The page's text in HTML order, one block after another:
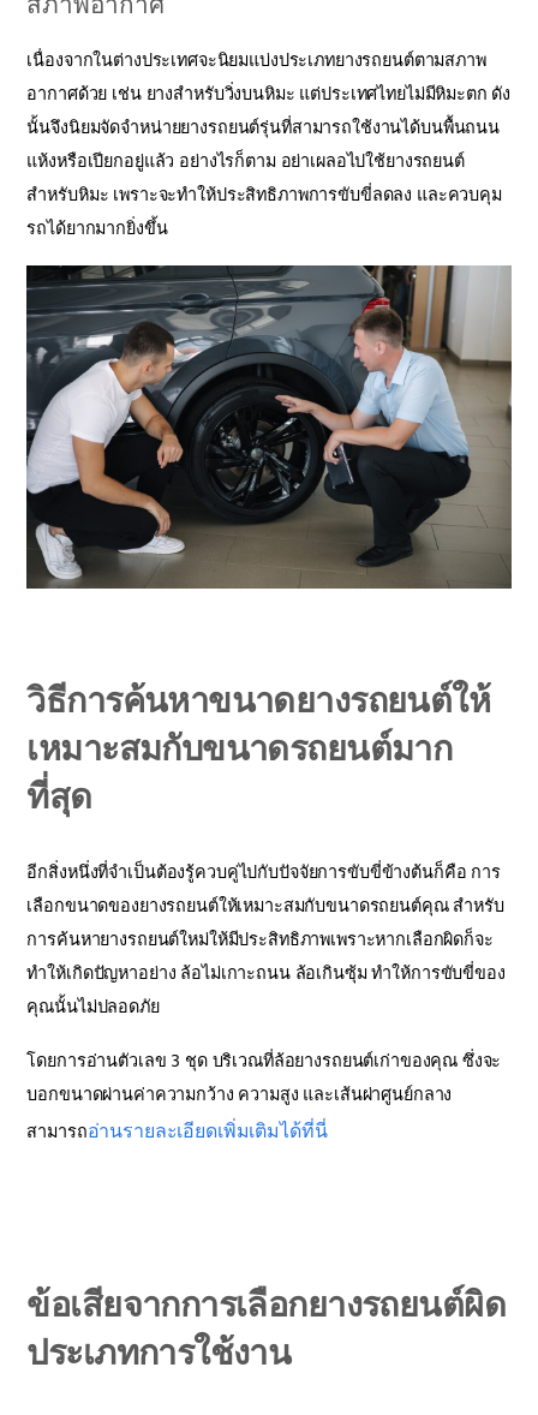
เนื่องจากในต่างประเทศจะนิยมแบ่งประเภทยางรถยนต์ตามสภาพ
อากาศด้วย เช่น ยางสำหรับวิ่งบนหิมะ แต่ประเทศไทยไม่มีหิมะตก ดัง
นั้นจึงนิยมจัดจำหน่ายยางรถยนต์รุ่นที่สามารถใช้งานได้บนพื้นถนน
แห้งหรือเปียกอยู่แล้ว อย่างไรก็ตาม อย่าเผลอไปใช้ยางรถยนต์
สำหรับหิมะ เพราะจะทำให้ประสิทธิภาพการขับขี่ลดลง และควบคุม
รถได้ยากมากยิ่งขึ้น
วิธีการค้นหาขนาดยางรถยนต์ให้
เหมาะสมกับขนาดรถยนต์มาก
ที่สุด
อีกสิ่งหนึ่งที่จำเป็นต้องรู้ควบคู่ไปกับปัจจัยการขับขี่ข้างต้นก็คือ การ
เลือกขนาดของยางรถยนต์ให้เหมาะสมกับขนาดรถยนต์คุณ สำหรับ
การค้นหายางรถยนต์ใหม่ให้มีประสิทธิภาพเพราะหากเลือกผิดก็จะ
ทำให้เกิดปัญหาอย่าง ล้อไม่เกาะถนน ล้อเกินซุ้ม ทำให้การขับขี่ของ
คุณนั้นไม่ปลอดภัย
โดยการอ่านตัวเลข 3 ชุด บริเวณที่ล้อยางรถยนต์เก่าของคุณ ซึ่งจะ
บอกขนาดผ่านค่าความกว้าง ความสูง และเส้นผ่าศูนย์กลาง
สามารถอ่านรายละเอียดเพิ่มเติมได้ที่นี่
ข้อเสียจากการเลือกยางรถยนต์ผิด
ประเภทการใช้งาน